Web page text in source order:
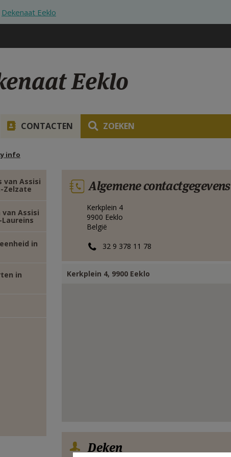
Dekenaat Eeklo
Eeklo
CONTACTEN ZOEKEN
info
van Assisi
Zelzate
van Assisi
in
in
Algemene contactgegevens
Kerkplein 4
9900 Eeklo
België
32 9 378 11 78
Kerkplein 4, 9900 Eeklo
Deken